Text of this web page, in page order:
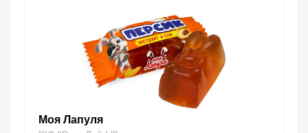
Моя Лапуля